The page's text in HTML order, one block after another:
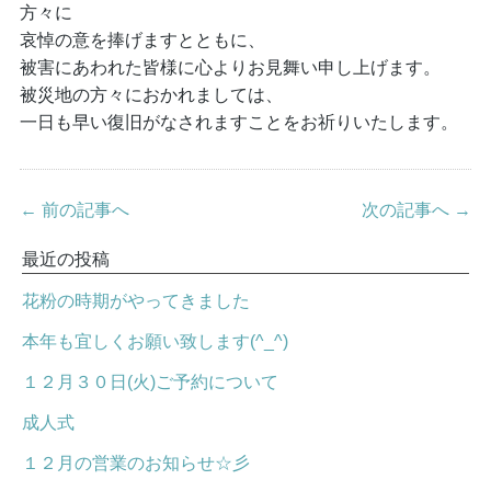
方々に
哀悼の意を捧げますとともに、
被害にあわれた皆様に心よりお見舞い申し上げます。
被災地の方々におかれましては、
一日も早い復旧がなされますことをお祈りいたします。
← 前の記事へ 次の記事へ →
最近の投稿
花粉の時期がやってきました
本年も宜しくお願い致します(^_^)
１２月３０日(火)ご予約について
成人式
１２月の営業のお知らせ☆彡